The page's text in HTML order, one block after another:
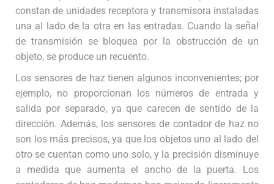
constan de unidades receptora y transmisora instaladas
una al lado de la otra en las entradas. Cuando la señal
de transmisión se bloquea por la obstrucción de un
objeto, se produce un recuento.
Los sensores de haz tienen algunos inconvenientes; por
ejemplo, no proporcionan los números de entrada y
salida por separado, ya que carecen de sentido de la
dirección. Además, los sensores de contador de haz no
son los más precisos, ya que los objetos uno al lado del
otro se cuentan como uno solo, y la precisión disminuye
a medida que aumenta el ancho de la puerta. Los